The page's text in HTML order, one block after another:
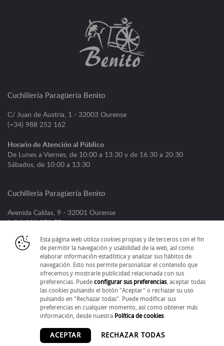
Cuchillería Paragüería Benito
C/ Juan de Austria, 1 - 32003 Ourense
(+34) 988 252 162
Horario de Atención al Público
De Lunes a Viernes, de 10:00 a 13:30 y de 16:30 a 20:30
Sábados, de 10:00 a 13:30
Cuchillería Paragüería Benito
Avenida Caldas, 9 - 32001 Ourense
Horario de Atención al Público
De Lunes a Viernes, de 09:00 a 13:30 y de 16:30 a 20:30
Sábados, de 09:30 a 13:30
Aviso Legal|Política de Cookies
Desarrollado por
Esta página web utiliza cookies propias y de terceros con el fin
de permitir la navegación y usabilidad de la web, así como
elaborar información estadística y analizar sus hábitos de
navegación. Esto nos permite personalizar el contenido que
ofrecemos y mostrarle publicidad relacionada con sus
preferencias. Puede configurar sus preferencias, aceptar todas
las cookies pulsando el botón "Aceptar" o rechazar su uso
pulsando en "Rechazar todas". Puede modificar sus
preferencias en cualquier momento, así como obtener más
información, desde nuestra Política de cookies.
ACEPTAR RECHAZAR TODAS